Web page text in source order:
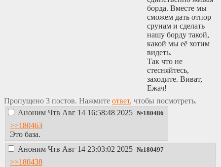
борда. Вместе мы
сможем дать отпор
срунам и сделать
нашу борду такой,
какой мы её хотим
видеть.
Так что не
стесняйтесь,
заходите. Виват,
Ежач!
Пропущено 3 постов. Нажмите ответ, чтобы посмотреть.
Аноним Чтв Авг 14 16:58:48 2025 №180486
>>180463
Это база.
Аноним Чтв Авг 14 23:03:02 2025 №180497
>>180438